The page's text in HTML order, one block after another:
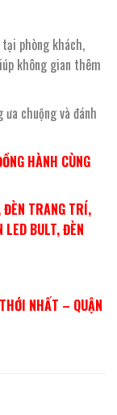
phòng khách,
không gian thêm
chuộng và đánh
HÀNH CÙNG
ĐÈN TRANG TRÍ,
LED BULT, ĐÈN
NHẤT – QUẬN